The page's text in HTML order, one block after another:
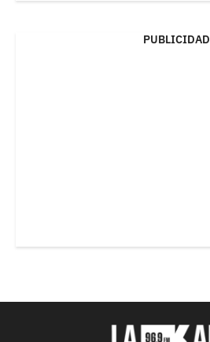
PUBLICIDAD